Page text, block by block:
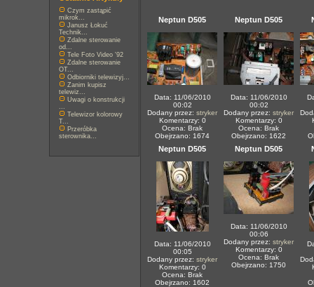
Czym zastąpić
mikrok...
Janusz Łokuć
Technik...
Zdalne sterowanie
od...
Tele Foto Video '92
Zdalne sterowanie
OT...
Odbiorniki telewizyj...
Zanim kupisz
telewiz...
Uwagi o konstrukcji
...
Telewizor kolorowy
T...
Przeróbka
sterownika...
Neptun D505
Data: 11/06/2010
00:02
Dodany przez: stryker
Komentarzy: 0
Ocena: Brak
Obejrzano: 1674
Neptun D505
Data: 11/06/2010
00:02
Dodany przez: stryker
Komentarzy: 0
Ocena: Brak
Obejrzano: 1622
Neptun D505
Data: 11/06/2010
00:05
Dodany przez: stryker
Komentarzy: 0
Ocena: Brak
Obejrzano: 1602
Neptun D505
Data: 11/06/2010
00:06
Dodany przez: stryker
Komentarzy: 0
Ocena: Brak
Obejrzano: 1750